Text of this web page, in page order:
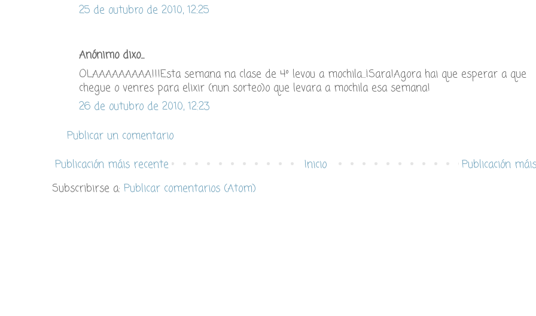
25 de outubro de 2010, 12:25
Anónimo dixo...
OLAAAAAAAAA!!!Esta semana na clase de 4º levou a mochila...¡Sara!Agora hai que esperar a que
chegue o venres para elixir (nun sorteo)o que levara a mochila esa semana!
26 de outubro de 2010, 12:23
Publicar un comentario
Publicación máis recente
Publicación
Inicio
Subscribirse a: Publicar comentarios (Atom)